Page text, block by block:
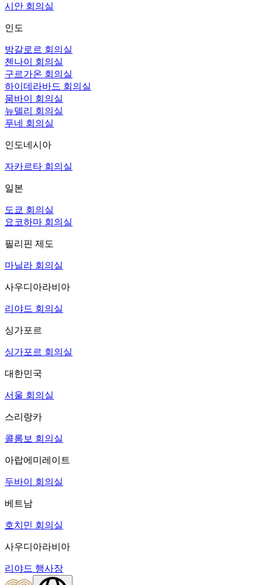
시안 회의실
인도
방갈로르 회의실
첸나이 회의실
구르가온 회의실
하이데라바드 회의실
뭄바이 회의실
뉴델리 회의실
푸네 회의실
인도네시아
자카르타 회의실
일본
도쿄 회의실
요코하마 회의실
필리핀 제도
마닐라 회의실
사우디아라비아
리야드 회의실
싱가포르
싱가포르 회의실
대한민국
서울 회의실
스리랑카
콜롬보 회의실
아랍에미레이트
두바이 회의실
베트남
호치민 회의실
사우디아라비아
리야드 행사장